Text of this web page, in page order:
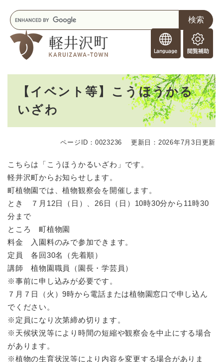
o
r
e
i
g
n
閲
覧
助
キ
ー
ワ
【イベント等】こうほうかる
いざわ
ページID：0023236 更新日：2026年7月3日更新
こちらは「こうほうかるいざわ」です。
軽井沢町からお知らせします。
町植物園では、植物観察会を開催します。
とき ７月12日（日）、26日（日）10時30分から11時30
分まで
ところ 町植物園
料金 入園料のみで参加できます。
定員 各回30名（先着順）
講師 植物園職員（園長・学芸員）
※事前に申し込みが必要です。
７月７日（火）9時から電話または植物園窓口で申し込ん
でください。
※定員になり次第締め切ります。
※天候状況等により時間の短縮や観察会を中止にする場合
があります。
※植物の生育状況等により内容を変更する場合がありま